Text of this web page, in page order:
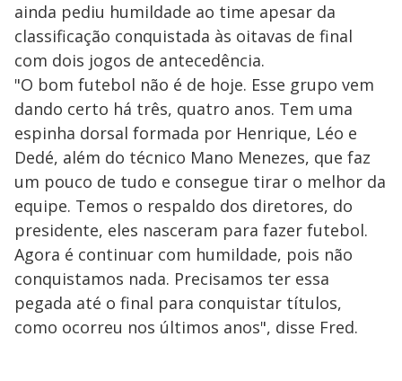
ainda pediu humildade ao time apesar da
classificação conquistada às oitavas de final
com dois jogos de antecedência.
"O bom futebol não é de hoje. Esse grupo vem
dando certo há três, quatro anos. Tem uma
espinha dorsal formada por Henrique, Léo e
Dedé, além do técnico Mano Menezes, que faz
um pouco de tudo e consegue tirar o melhor da
equipe. Temos o respaldo dos diretores, do
presidente, eles nasceram para fazer futebol.
Agora é continuar com humildade, pois não
conquistamos nada. Precisamos ter essa
pegada até o final para conquistar títulos,
como ocorreu nos últimos anos", disse Fred.